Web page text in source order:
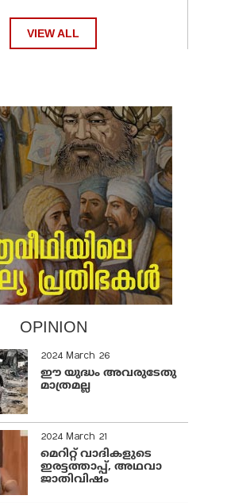
VIEW ALL
OPINION
2024 March 26
ഈ യുദ്ധം അവരുടേതു
മാത്രമല്ല
2024 March 21
മെറിറ്റ് വാദികളുടെ
ഇരട്ടത്താപ്പ്, അഥവാ
ജാതിവിഷം